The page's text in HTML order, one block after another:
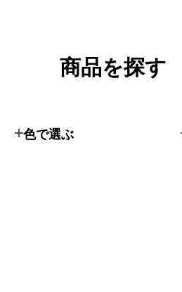
商品を探す
色で選ぶ